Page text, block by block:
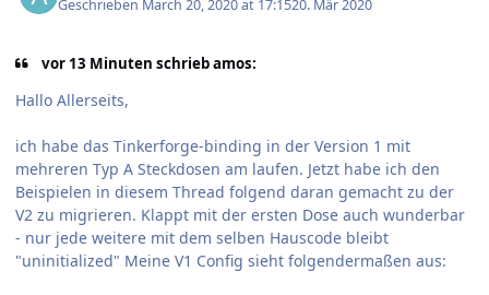
Geschrieben March 20, 2020 at 17:1520. Mär 2020
vor 13 Minuten schrieb amos:
Hallo Allerseits,
ich habe das Tinkerforge-binding in der Version 1 mit
mehreren Typ A Steckdosen am laufen. Jetzt habe ich den
Beispielen in diesem Thread folgend daran gemacht zu der
V2 zu migrieren. Klappt mit der ersten Dose auch wunderbar
- nur jede weitere mit dem selben Hauscode bleibt
"uninitialized" Meine V1 Config sieht folgendermaßen aus: